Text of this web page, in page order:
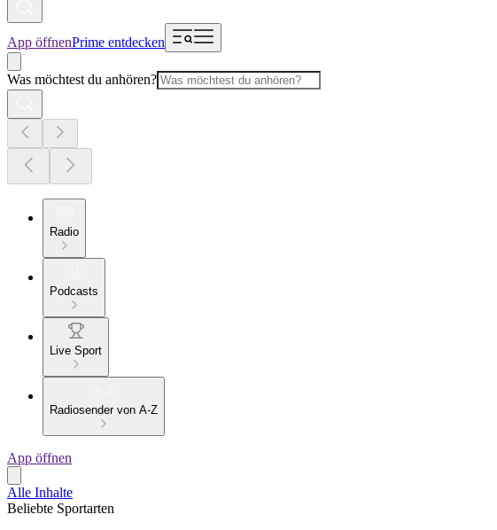
App öffnenPrime entdecken
Was möchtest du anhören?
Radio
Podcasts
Live Sport
Radiosender von A-Z
App öffnen
Alle Inhalte
Beliebte Sportarten